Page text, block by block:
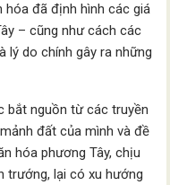
hóa đã định hình các giá
– cũng như cách các
lý do chính gây ra những
bắt nguồn từ các truyền
đất của mình và đề
hóa phương Tây, chịu
trướng, lại có xu hướng